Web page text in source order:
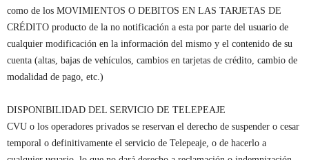
como de los MOVIMIENTOS O DEBITOS EN LAS TARJETAS DE
CRÉDITO producto de la no notificación a esta por parte del usuario de
cualquier modificación en la información del mismo y el contenido de su
cuenta (altas, bajas de vehículos, cambios en tarjetas de crédito, cambio de
modalidad de pago, etc.)
DISPONIBILIDAD DEL SERVICIO DE TELEPEAJE
CVU o los operadores privados se reservan el derecho de suspender o cesar
temporal o definitivamente el servicio de Telepeaje, o de hacerlo a